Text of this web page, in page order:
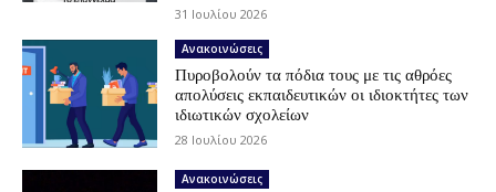
31 Ιουλίου 2026
Ανακοινώσεις
Πυροβολούν τα πόδια τους με τις αθρόες
απολύσεις εκπαιδευτικών οι ιδιοκτήτες των
ιδιωτικών σχολείων
28 Ιουλίου 2026
Ανακοινώσεις